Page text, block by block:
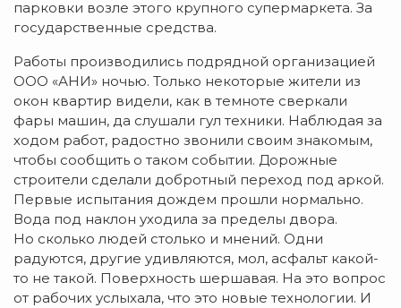
парковки возле этого крупного супермаркета. За
государственные средства.
Работы производились подрядной организацией
ООО «АНИ» ночью. Только некоторые жители из
окон квартир видели, как в темноте сверкали
фары машин, да слушали гул техники. Наблюдая за
ходом работ, радостно звонили своим знакомым,
чтобы сообщить о таком событии. Дорожные
строители сделали добротный переход под аркой.
Первые испытания дождем прошли нормально.
Вода под наклон уходила за пределы двора.
Но сколько людей столько и мнений. Одни
радуются, другие удивляются, мол, асфальт какой-
то не такой. Поверхность шершавая. На это вопрос
от рабочих услыхала, что это новые технологии. И